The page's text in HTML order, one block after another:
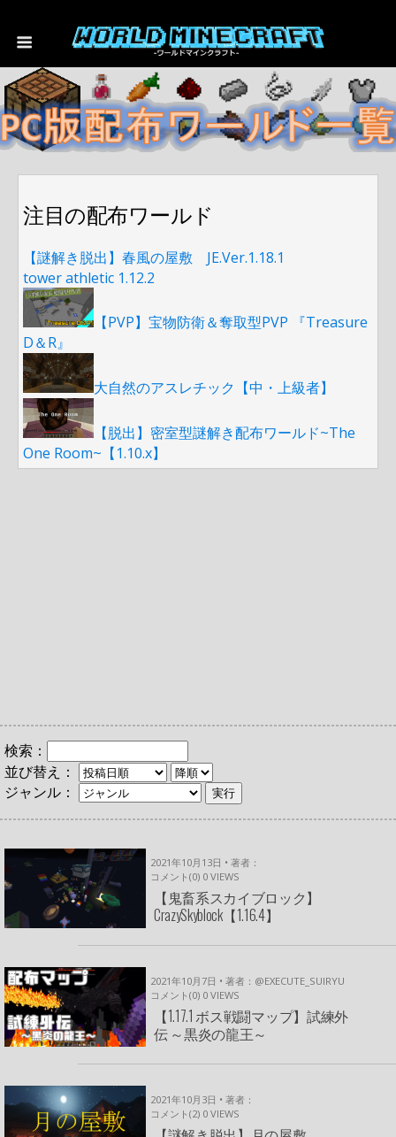
注目の配布ワールド
【謎解き脱出】春風の屋敷 JE.Ver.1.18.1
tower athletic 1.12.2
【PVP】宝物防衛＆奪取型PVP 『Treasure
D＆R』
大自然のアスレチック【中・上級者】
【脱出】密室型謎解き配布ワールド~The
One Room~【1.10.x】
検索：
並び替え：
ジャンル：
2021年10月13日 • 著者：
コメント(0) 0 VIEWS
【鬼畜系スカイブロック】
CrazySkyblock【1.16.4】
2021年10月7日 • 著者：@EXECUTE_SUIRYU
コメント(0) 0 VIEWS
【1.17.1 ボス戦闘マップ】試練外
伝 ～黒炎の龍王～
2021年10月3日 • 著者：
コメント(2) 0 VIEWS